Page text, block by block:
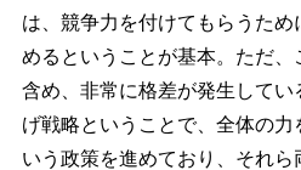
は、競争力を付けてもらうた
めるということが基本。ただ、
含め、非常に格差が発生してい
げ戦略ということで、全体の力
いう政策を進めており、それ